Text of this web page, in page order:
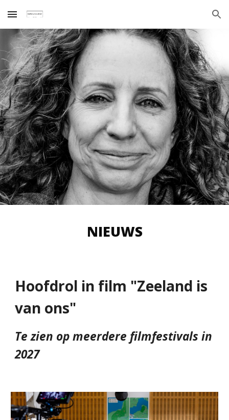
Skip to main content Skip to navigation
NIEUWS
Hoofdrol in film "Zeeland is
van ons"
Te zien op meerdere filmfestivals in
2027